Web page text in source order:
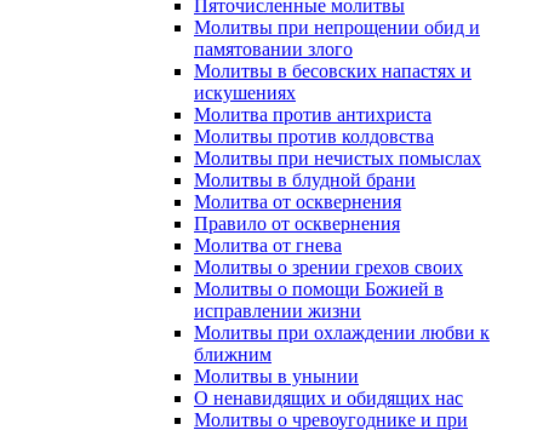
Пяточисленные молитвы
Молитвы при непрощении обид и
памятовании злого
Молитвы в бесовских напастях и
искушениях
Молитва против антихриста
Молитвы против колдовства
Молитвы при нечистых помыслах
Молитвы в блудной брани
Молитва от осквернения
Правило от осквернения
Молитва от гнева
Молитвы о зрении грехов своих
Молитвы о помощи Божией в
исправлении жизни
Молитвы при охлаждении любви к
ближним
Молитвы в унынии
О ненавидящих и обидящих нас
Молитвы о чревоугоднике и при